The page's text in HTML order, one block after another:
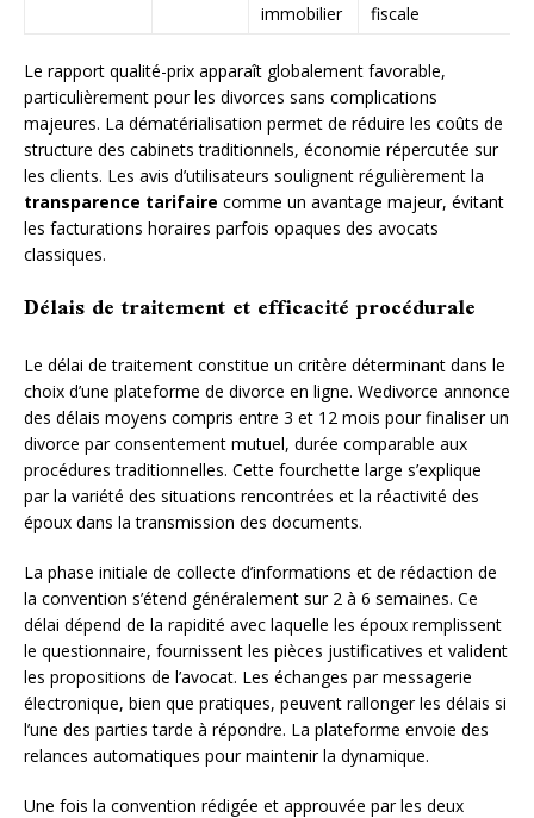
immobilier fiscale
Le rapport qualité-prix apparaît globalement favorable,
particulièrement pour les divorces sans complications
majeures. La dématérialisation permet de réduire les coûts de
structure des cabinets traditionnels, économie répercutée sur
les clients. Les avis d’utilisateurs soulignent régulièrement la
transparence tarifaire comme un avantage majeur, évitant
les facturations horaires parfois opaques des avocats
classiques.
Délais de traitement et efficacité procédurale
Le délai de traitement constitue un critère déterminant dans le
choix d’une plateforme de divorce en ligne. Wedivorce annonce
des délais moyens compris entre 3 et 12 mois pour finaliser un
divorce par consentement mutuel, durée comparable aux
procédures traditionnelles. Cette fourchette large s’explique
par la variété des situations rencontrées et la réactivité des
époux dans la transmission des documents.
La phase initiale de collecte d’informations et de rédaction de
la convention s’étend généralement sur 2 à 6 semaines. Ce
délai dépend de la rapidité avec laquelle les époux remplissent
le questionnaire, fournissent les pièces justificatives et valident
les propositions de l’avocat. Les échanges par messagerie
électronique, bien que pratiques, peuvent rallonger les délais si
l’une des parties tarde à répondre. La plateforme envoie des
relances automatiques pour maintenir la dynamique.
Une fois la convention rédigée et approuvée par les deux